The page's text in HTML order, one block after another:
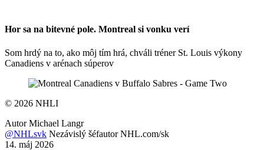
Hor sa na bitevné pole. Montreal si vonku verí
Som hrdý na to, ako môj tím hrá, chváli tréner St. Louis výkony
Canadiens v arénach súperov
© 2026 NHLI
Autor Michael Langr
@NHLsvk Nezávislý šéfautor NHL.com/sk
14. máj 2026